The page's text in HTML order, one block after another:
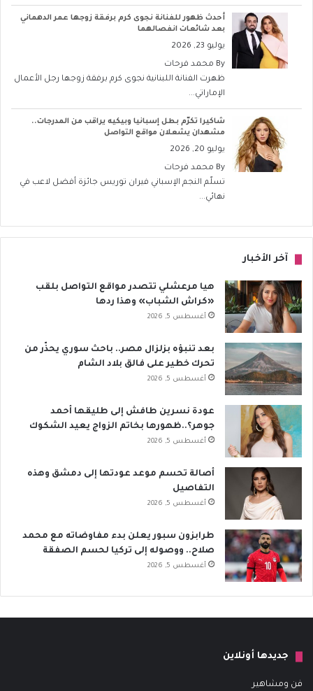
أحدث ظهور للفنانة نجوى كرم برفقة زوجها عمر الدهماني
بعد شائعات انفصالهما
يوليو 23, 2026
By محمد فرحات
ظهرت الفنانة اللبنانية نجوى كرم برفقة زوجها رجل الأعمال
الإماراتي...
شاكيرا تكرّم بطل إسبانيا وبيكيه يراقب من المدرجات..
مشهدان يشعلان مواقع التواصل
يوليو 20, 2026
By محمد فرحات
تسلّم النجم الإسباني فيران توريس جائزة أفضل لاعب في
نهائي...
آخر الأخبار
هيا مرعشلي تتصدر مواقع التواصل بلقب
«كراش الشباب» وهذا ردها
أغسطس 5, 2026
بعد تنبؤه بزلزال مصر.. باحث سوري يحذّر من
تحرك خطير على فالق بلاد الشام
أغسطس 5, 2026
عودة نسرين طافش إلى طليقها أحمد
جوهر؟..ظهورها بخاتم الزواج يعيد الشكوك
أغسطس 5, 2026
أصالة تحسم موعد عودتها إلى دمشق وهذه
التفاصيل
أغسطس 5, 2026
طرابزون سبور يعلن بدء مفاوضاته مع محمد
صلاح.. ووصوله إلى تركيا لحسم الصفقة
أغسطس 5, 2026
جديدها أونلاين
فن ومشاهير